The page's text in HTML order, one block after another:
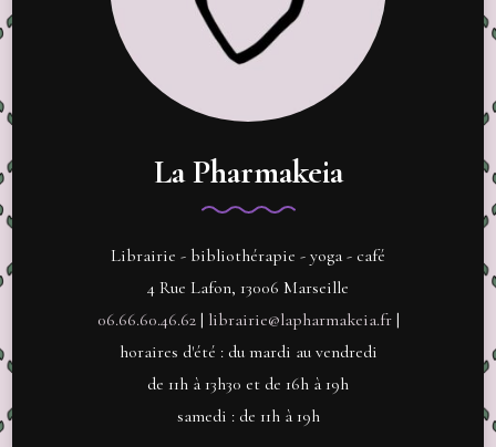
La Pharmakeia
Librairie - bibliothérapie - yoga - café
4 Rue Lafon, 13006 Marseille
06.66.60.46.62| librairie@lapharmakeia.fr|
horaires d'été : du mardi au vendredi
de 11h à 13h30 et de 16h à 19h
samedi : de 11h à 19h